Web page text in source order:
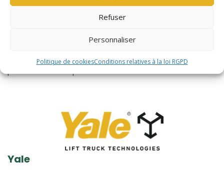
Refuser
Personnaliser
Politique de cookiesConditions relatives à la loi RGPD
Nos partenaires
conçoivent et fabriquent des matériels robustes, fiables,
Yale